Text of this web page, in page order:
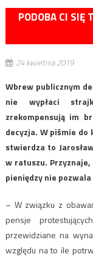
PODOBA CI SIĘ
24 kwietnia 2019
Wbrew publicznym
nie wypłaci
zrekompensują im
decyzja. W piśmie do
stwierdza to
w ratuszu.
pieniędzy nie
– W związku z
pensje
przewidziane na
względu na to ile